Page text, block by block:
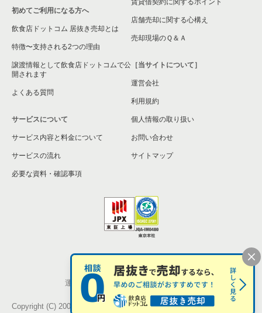
初めてご利用になる方へ
飲食店ドットコム 居抜き売却とは
特徴〜支持される2つの理由
譲渡情報として飲食店ドットコムで公
開されます
よくある質問
サービスについて
サービス内容と料金について
サービスの流れ
必要な資料・確認事項
賃貸借契約に関するポイント
店舗売却に関する心構え
売却現場のＱ＆Ａ
［当サイトについて］
運営会社
利用規約
個人情報の取り扱い
お問い合わせ
サイトマップ
個人情報の取扱い
運営会社 株式会社シンクロ・フード
Copyright (C) 2005-2026 Synchro Food Co., Ltd.